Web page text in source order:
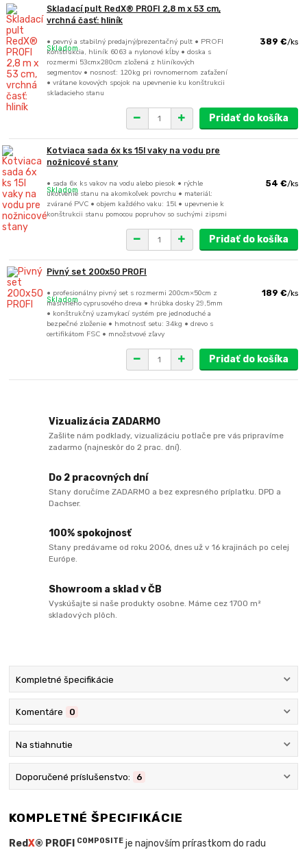
Skladací pult RedX® PROFI 2,8 m x 53 cm,
vrchná časť: hliník
• pevný a stabilný predajný/prezentačný pult • PROFI
konštrukcia, hliník 6063 a nylonové kĺby • doska s
rozmermi 53cmx280cm zložená z hliníkových
segmentov • nosnosť: 120kg pri rovnomernom zaťažení
• vrátane kovových spojok na upevnenie ku konštrukcii
skladacieho stanu
389 €/ks
Skladom
Pridať do košíka
Kotviaca sada 6x ks 15l vaky na vodu pre
nožnicové stany
• sada 6x ks vakov na vodu alebo piesok • rýchle
ukotvenie stanu na akomkoľvek povrchu • materiál:
zvárané PVC • objem každého vaku: 15l • upevnenie k
konštrukcii stanu pomocou popruhov so suchými zipsmi
54 €/ks
Skladom
Pridať do košíka
Pivný set 200x50 PROFI
• profesionálny pivný set s rozmermi 200cm×50cm z
masívneho cyprusového dreva • hrúbka dosky 29,5mm
• konštrukčný uzamykací systém pre jednoduché a
bezpečné zloženie • hmotnosť setu: 34kg • drevo s
certifikátom FSC • množstvové zľavy
189 €/ks
Skladom
Pridať do košíka
Vizualizácia ZADARMO
Zašlite nám podklady, vizualizáciu potlače pre vás pripravíme
zadarmo (najneskôr do 2 prac. dní).
Do 2 pracovných dní
Stany doručíme ZADARMO a bez expresného príplatku. DPD a
Dachser.
100% spokojnosť
Stany predávame od roku 2006, dnes už v 16 krajinách po celej
Európe.
Showroom a sklad v ČB
Vyskúšajte si naše produkty osobne. Máme cez 1700 m²
skladových plôch.
Kompletné špecifikácie
Komentáre 0
Na stiahnutie
Doporučené príslušenstvo: 6
KOMPLETNÉ ŠPECIFIKÁCIE
RedX® PROFI COMPOSITE je najnovším prírastkom do radu